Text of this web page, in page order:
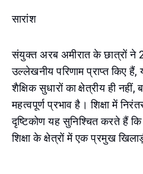
सारांश
संयुक्त अरब अमीरात के छात्रों
उल्लेखनीय परिणाम प्राप्त किए
शैक्षिक सुधारों का क्षेत्रीय ही
महत्वपूर्ण प्रभाव है। शिक्षा में
दृष्टिकोण यह सुनिश्चित करते हैं कि
शिक्षा के क्षेत्रों में एक प्रमुख